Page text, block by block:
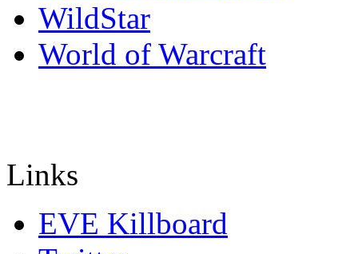
WildStar
World of Warcraft
Links
EVE Killboard